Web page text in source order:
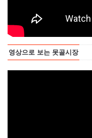
영상으로 보는 못골시장